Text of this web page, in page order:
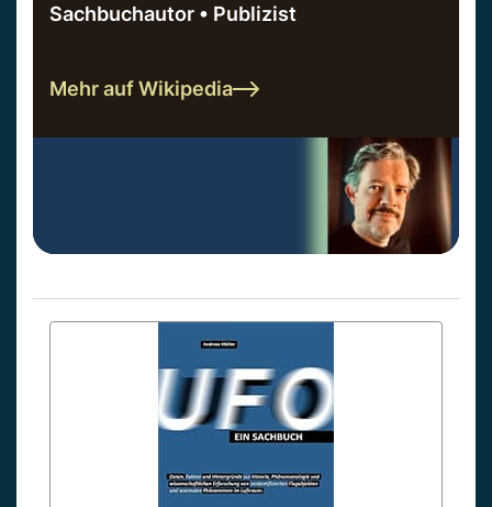
Sachbuchautor • Publizist
Mehr auf Wikipedia